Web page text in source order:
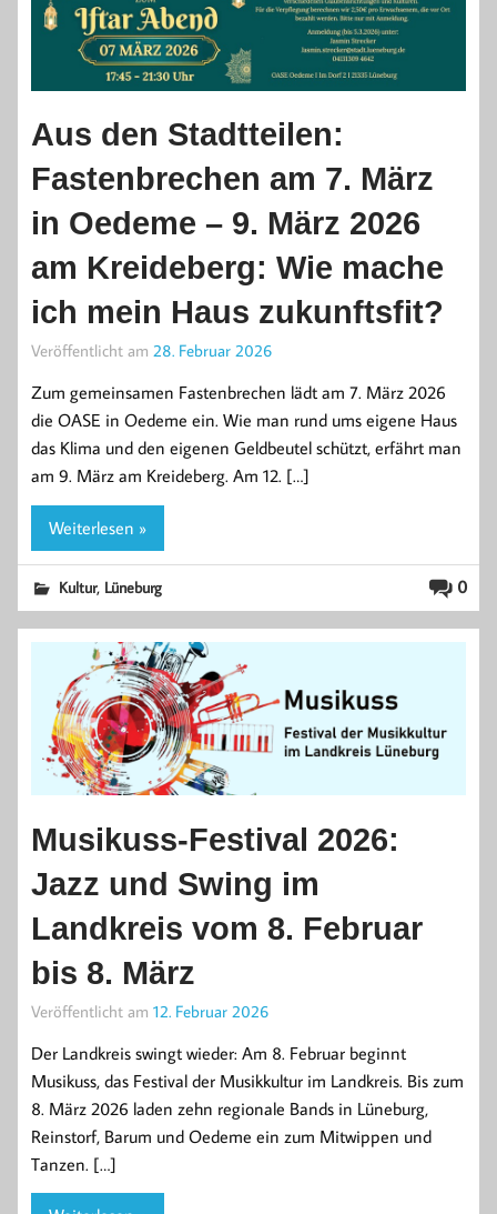
Aus den Stadtteilen:
Fastenbrechen am 7. März
in Oedeme – 9. März 2026
am Kreideberg: Wie mache
ich mein Haus zukunftsfit?
Veröffentlicht am 28. Februar 2026
Zum gemeinsamen Fastenbrechen lädt am 7. März 2026
die OASE in Oedeme ein. Wie man rund ums eigene Haus
das Klima und den eigenen Geldbeutel schützt, erfährt man
am 9. März am Kreideberg. Am 12. […]
Weiterlesen »
0
Kultur, Lüneburg
Musikuss-Festival 2026:
Jazz und Swing im
Landkreis vom 8. Februar
bis 8. März
Veröffentlicht am 12. Februar 2026
Der Landkreis swingt wieder: Am 8. Februar beginnt
Musikuss, das Festival der Musikkultur im Landkreis. Bis zum
8. März 2026 laden zehn regionale Bands in Lüneburg,
Reinstorf, Barum und Oedeme ein zum Mitwippen und
Tanzen. […]